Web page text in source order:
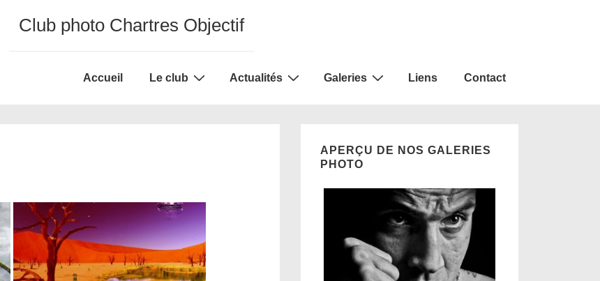
Club photo Chartres Objectif
Main
Accueil Le club Actualités Galeries Liens Contact
APERÇU DE NOS GALERIES
PHOTO